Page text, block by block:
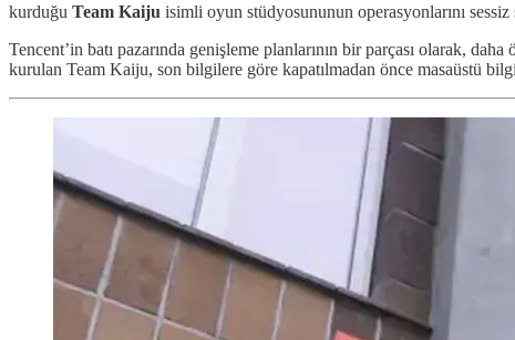
kurduğu Team Kaiju isimli oyun stüdyosununun operasyonlarını sessiz
Tencent’in batı pazarında genişleme planlarının bir parçası olarak, daha
kurulan Team Kaiju, son bilgilere göre kapatılmadan önce masaüstü